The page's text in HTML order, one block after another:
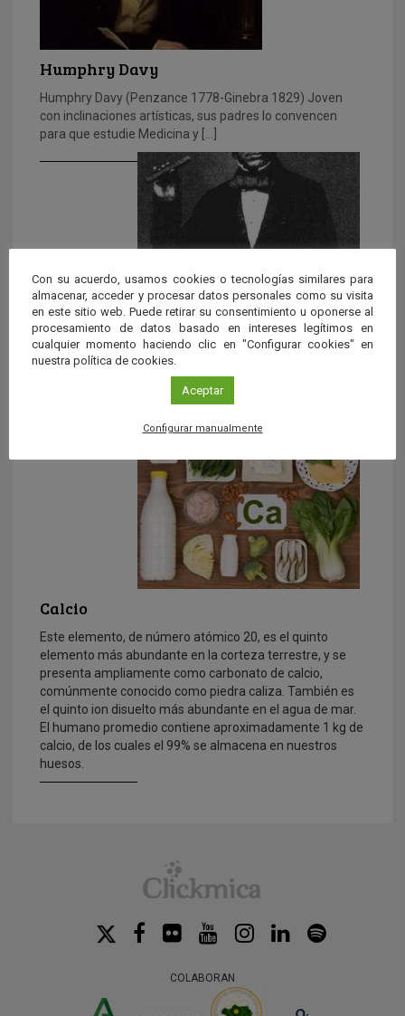
Humphry Davy
Humphry Davy (Penzance 1778-Ginebra 1829) Joven
con inclinaciones artísticas, sus padres lo convencen
para que estudie Medicina y […]
Michael Faraday
Michael Faraday (Newington Butts 1791-Hampton Court
1867). Eminente físico inglés miembro de una familia
muy numerosa y humilde, […]
Calcio
Este elemento, de número atómico 20, es el quinto
elemento más abundante en la corteza terrestre, y se
presenta ampliamente como carbonato de calcio,
comúnmente conocido como piedra caliza. También es
el quinto ion disuelto más abundante en el agua de mar.
El humano promedio contiene aproximadamente 1 kg de
calcio, de los cuales el 99% se almacena en nuestros
huesos.
COLABORAN
Con su acuerdo, usamos cookies o tecnologías similares para
almacenar, acceder y procesar datos personales como su visita
en este sitio web. Puede retirar su consentimiento u oponerse al
procesamiento de datos basado en intereses legítimos en
cualquier momento haciendo clic en "Configurar cookies" en
nuestra política de cookies.
Aceptar
Configurar manualmente